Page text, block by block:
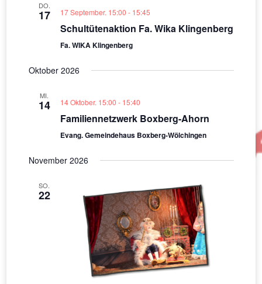
DO.
17 17 September. 15:00 - 15:45
Schultütenaktion Fa. Wika Klingenberg
Fa. WIKA Klingenberg
Oktober 2026
MI.
14 14 Oktober. 15:00 - 15:40
Familiennetzwerk Boxberg-Ahorn
Evang. Gemeindehaus Boxberg-Wölchingen
November 2026
SO.
22